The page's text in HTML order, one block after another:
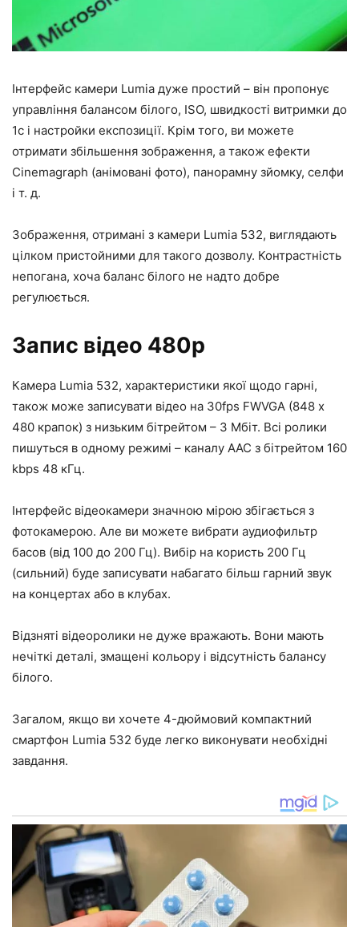
Інтерфейс камери Lumia дуже простий – він пропонує
управління балансом білого, ISO, швидкості витримки до
1с і настройки експозиції. Крім того, ви можете
отримати збільшення зображення, а також ефекти
Cinemagraph (анімовані фото), панорамну зйомку, селфи
і т. д.
Зображення, отримані з камери Lumia 532, виглядають
цілком пристойними для такого дозволу. Контрастність
непогана, хоча баланс білого не надто добре
регулюється.
Запис відео 480p
Камера Lumia 532, характеристики якої щодо гарні,
також може записувати відео на 30fps FWVGA (848 х
480 крапок) з низьким бітрейтом – 3 Мбіт. Всі ролики
пишуться в одному режимі – каналу AAC з бітрейтом 160
kbps 48 кГц.
Інтерфейс відеокамери значною мірою збігається з
фотокамерою. Але ви можете вибрати аудиофильтр
басов (від 100 до 200 Гц). Вибір на користь 200 Гц
(сильний) буде записувати набагато більш гарний звук
на концертах або в клубах.
Відзняті відеоролики не дуже вражають. Вони мають
нечіткі деталі, змащені кольору і відсутність балансу
білого.
Загалом, якщо ви хочете 4-дюймовий компактний
смартфон Lumia 532 буде легко виконувати необхідні
завдання.